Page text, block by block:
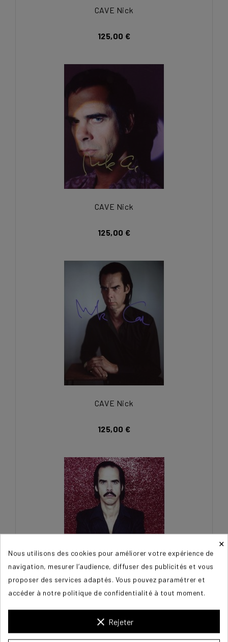
CAVE Nick
125,00 €
CAVE Nick
125,00 €
CAVE Nick
125,00 €
125,00 €
×
Nous utilisons des cookies pour améliorer votre expérience de
navigation, mesurer l’audience, diffuser des publicités et vous
proposer des services adaptés. Vous pouvez paramétrer et
accéder à notre politique de confidentialité à tout moment.
clear Rejeter